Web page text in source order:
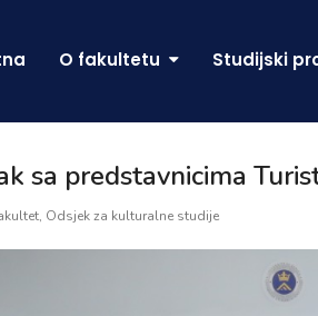
O fakultetu Studijski
sa predstavnicima
, Odsjek za kulturalne studije